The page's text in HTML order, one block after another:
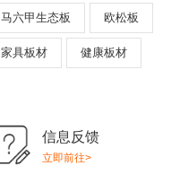
马六甲生态板 欧松板
家具板材 健康板材
信息反馈
立即前往>